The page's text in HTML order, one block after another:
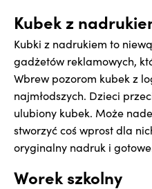
Kubek z
Kubki z nadrukiem to
gadżetów reklamowych,
Wbrew pozorom kubek z
najmłodszych. Dzieci
ulubiony kubek. Może
stworzyć coś wprost dla
oryginalny nadruk i
Worek szkolny